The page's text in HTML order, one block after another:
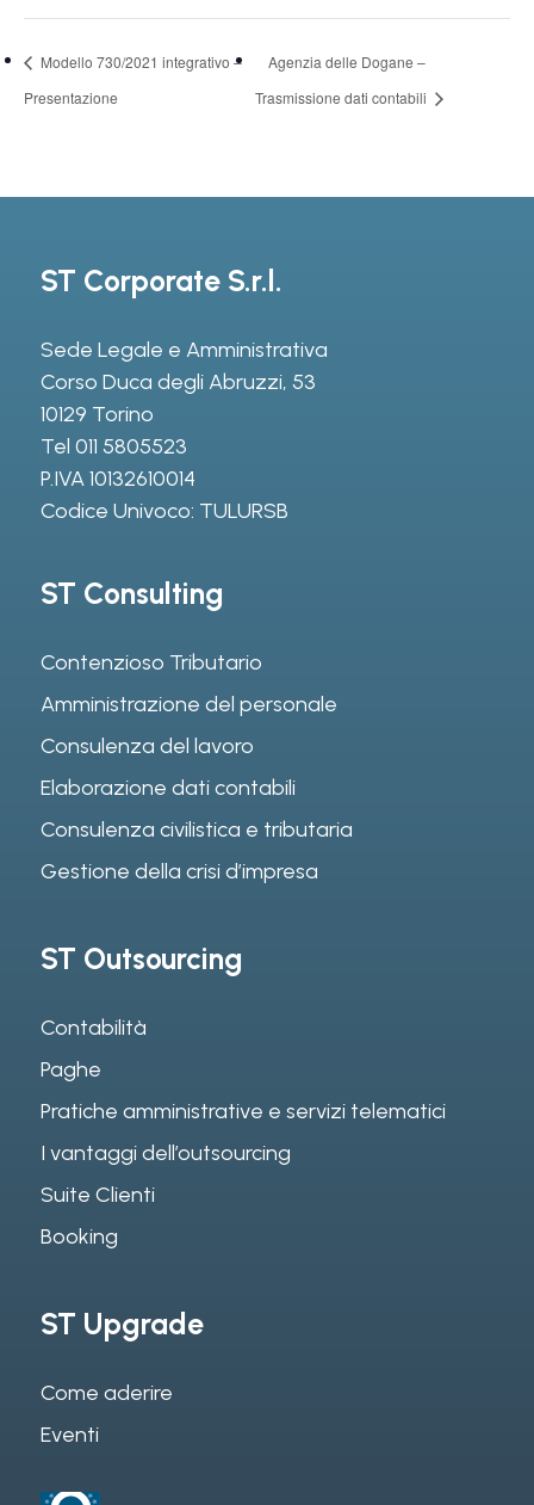
Modello 730/2021 integrativo –
Presentazione
Agenzia delle Dogane –
Trasmissione dati contabili
ST Corporate S.r.l.
Sede Legale e Amministrativa
Corso Duca degli Abruzzi, 53
10129 Torino
Tel 011 5805523
P.IVA 10132610014
Codice Univoco: TULURSB
ST Consulting
Contenzioso Tributario
Amministrazione del personale
Consulenza del lavoro
Elaborazione dati contabili
Consulenza civilistica e tributaria
Gestione della crisi d’impresa
ST Outsourcing
Contabilità
Paghe
Pratiche amministrative e servizi telematici
I vantaggi dell’outsourcing
Suite Clienti
Booking
ST Upgrade
Come aderire
Eventi